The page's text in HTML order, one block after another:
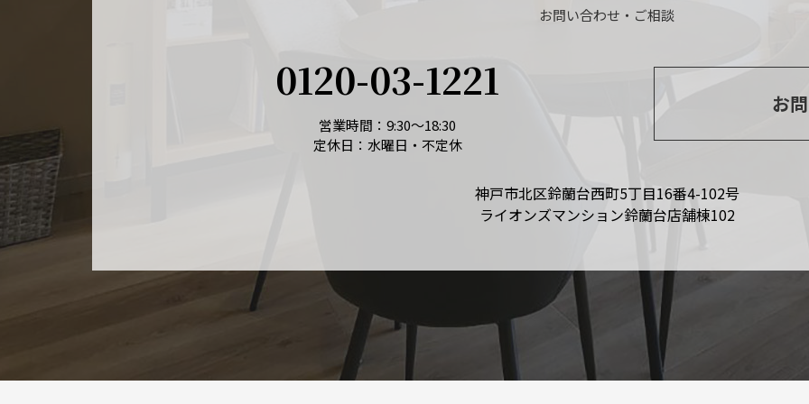
お問い合わせ・ご相談
0120-03-1221
営業時間：9:30～18:30
定休日：水曜日・不定休
お
神戸市北区鈴蘭台西町5丁目16番4-102号
ライオンズマンション鈴蘭台店舗棟102